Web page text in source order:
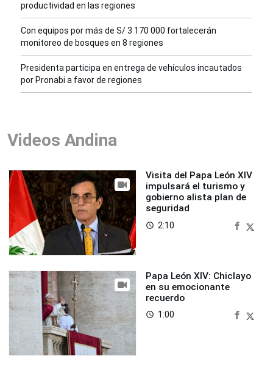
productividad en las regiones
Con equipos por más de S/ 3 170 000 fortalecerán
monitoreo de bosques en 8 regiones
Presidenta participa en entrega de vehículos incautados
por Pronabi a favor de regiones
Videos Andina
Visita del Papa León XIV
impulsará el turismo y
gobierno alista plan de
seguridad
access_time 2:10
Papa León XIV: Chiclayo
en su emocionante
recuerdo
access_time 1:00